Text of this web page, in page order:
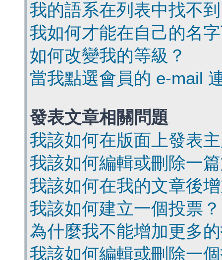
我的語系在列表中找不
我如何才能在自己的名
如何改變我的等級？
當我點選會員的 e-mail
發表文章相關問題
我該如何在版面上發表
我該如何編輯或刪除一
我該如何在我的文章後
我該如何建立一個投票？
為什麼我不能增加更多
我該如何編輯或刪除一